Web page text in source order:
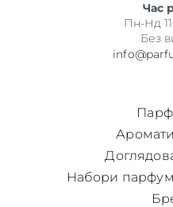
Час
Пн-Нд
Без
Набори